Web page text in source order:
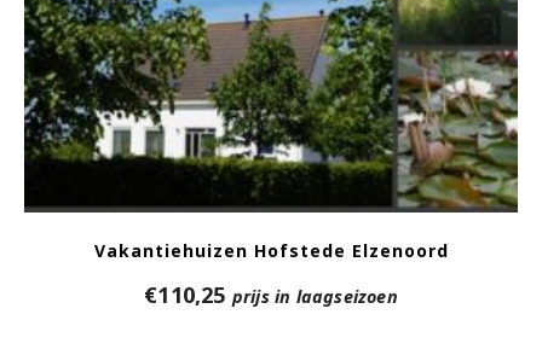
Vakantiehuizen Hofstede Elzenoord
€110,25 prijs in laagseizoen